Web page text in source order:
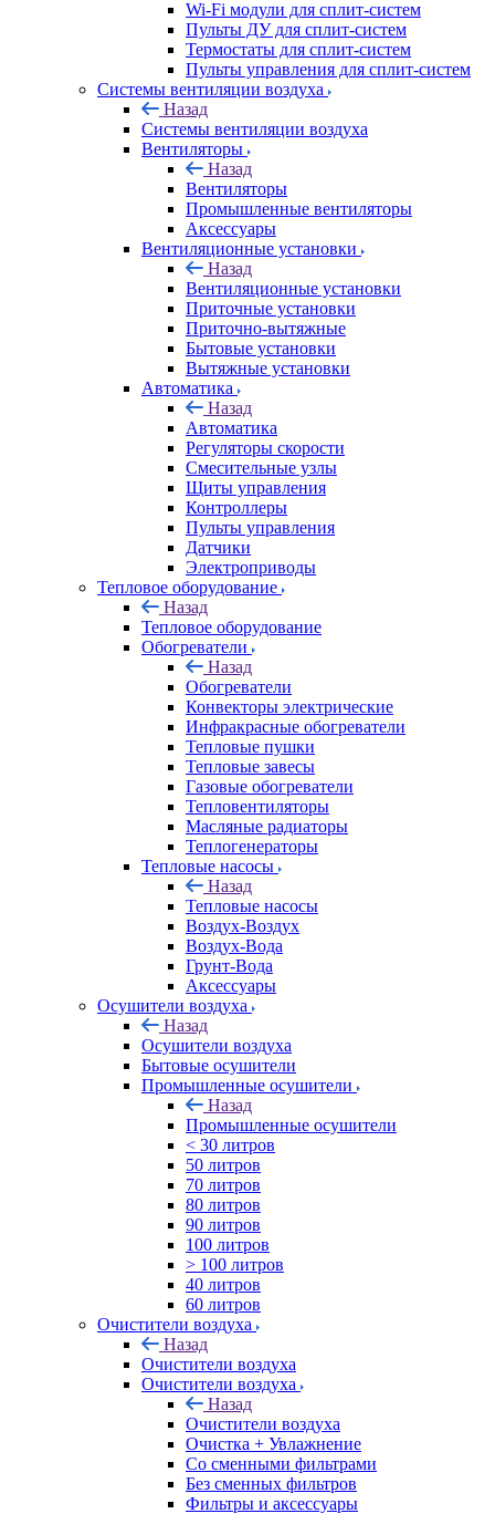
Wi-Fi модули для сплит-систем
Пульты ДУ для сплит-систем
Термостаты для сплит-систем
Пульты управления для сплит-систем
Системы вентиляции воздуха
Назад
Системы вентиляции воздуха
Вентиляторы
Назад
Вентиляторы
Промышленные вентиляторы
Аксессуары
Вентиляционные установки
Назад
Вентиляционные установки
Приточные установки
Приточно-вытяжные
Бытовые установки
Вытяжные установки
Автоматика
Назад
Автоматика
Регуляторы скорости
Смесительные узлы
Щиты управления
Контроллеры
Пульты управления
Датчики
Электроприводы
Тепловое оборудование
Назад
Тепловое оборудование
Обогреватели
Назад
Обогреватели
Конвекторы электрические
Инфракрасные обогреватели
Тепловые пушки
Тепловые завесы
Газовые обогреватели
Тепловентиляторы
Масляные радиаторы
Теплогенераторы
Тепловые насосы
Назад
Тепловые насосы
Воздух-Воздух
Воздух-Вода
Грунт-Вода
Аксессуары
Осушители воздуха
Назад
Осушители воздуха
Бытовые осушители
Промышленные осушители
Назад
Промышленные осушители
< 30 литров
50 литров
70 литров
80 литров
90 литров
100 литров
> 100 литров
40 литров
60 литров
Очистители воздуха
Назад
Очистители воздуха
Очистители воздуха
Назад
Очистители воздуха
Очистка + Увлажнение
Cо сменными фильтрами
Без сменных фильтров
Фильтры и аксессуары